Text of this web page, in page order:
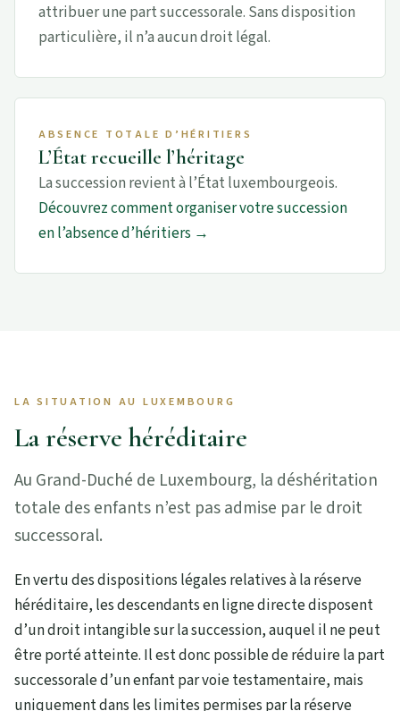
attribuer une part successorale. Sans disposition
particulière, il n’a aucun droit légal.
ABSENCE TOTALE D’HÉRITIERS
L’État recueille l’héritage
La succession revient à l’État luxembourgeois.
Découvrez comment organiser votre succession
en l’absence d’héritiers →
LA SITUATION AU LUXEMBOURG
La réserve héréditaire
Au Grand-Duché de Luxembourg, la déshéritation
totale des enfants n’est pas admise par le droit
successoral.
En vertu des dispositions légales relatives à la réserve
héréditaire, les descendants en ligne directe disposent
d’un droit intangible sur la succession, auquel il ne peut
être porté atteinte. Il est donc possible de réduire la part
successorale d’un enfant par voie testamentaire, mais
uniquement dans les limites permises par la réserve